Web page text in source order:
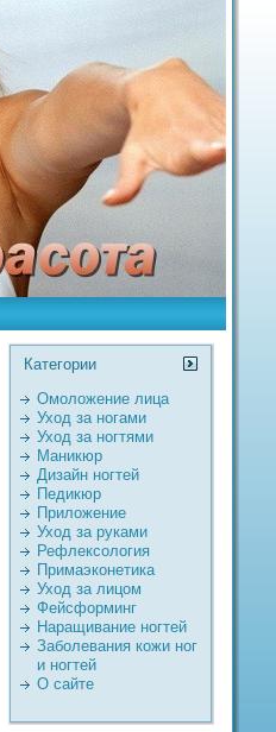
Категории
Омоложение лица
Уход за ногами
Уход за ногтями
Маникюр
Дизайн ногтей
Педикюр
Пpиложение
Уход за руками
Рефлексология
Пpимаэконетика
Уход за лицом
Фейсформинг
Наращивание ногтей
Заболевания кожи ног
и ногтей
О сайте